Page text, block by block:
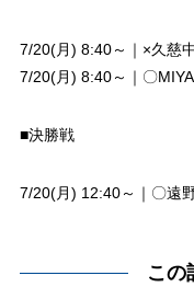
7/20(月) 8:40～｜×久
7/20(月) 8:40～｜〇
■決勝戦
7/20(月) 12:40～｜〇
この